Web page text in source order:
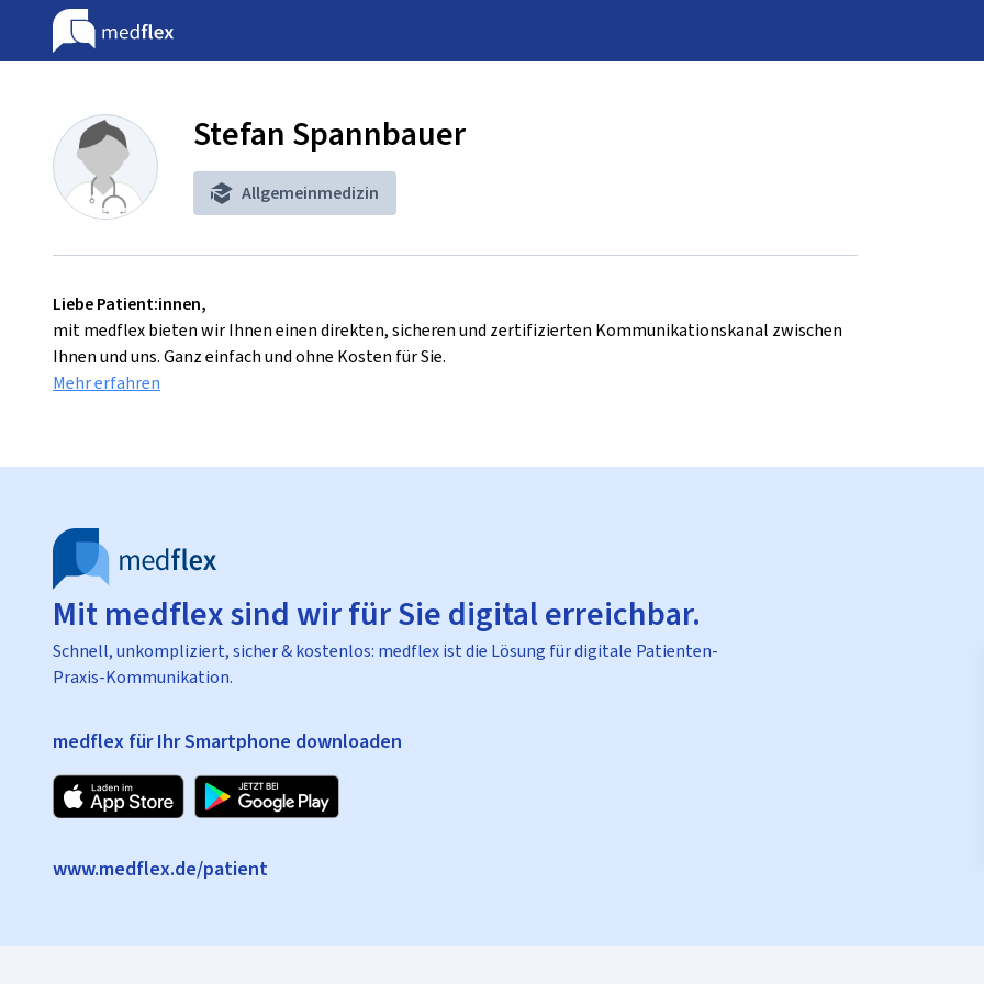
Stefan Spannbauer
Allgemeinmedizin
Liebe Patient:innen,
mit medflex bieten wir Ihnen einen direkten, sicheren und zertifizierten Kommunikationskanal zwischen
Ihnen und uns. Ganz einfach und ohne Kosten für Sie.
Mehr erfahren
Mit medflex sind wir für Sie digital erreichbar.
Schnell, unkompliziert, sicher & kostenlos: medflex ist die Lösung für digitale Patienten-
Praxis-Kommunikation.
medflex für Ihr Smartphone downloaden
www.medflex.de/patient